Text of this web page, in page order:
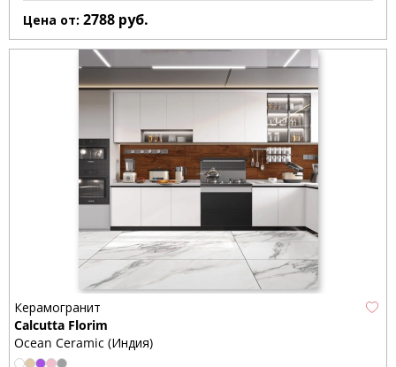
Цена от: 2788 руб.
Керамогранит
Calcutta Florim
Ocean Ceramic (Индия)